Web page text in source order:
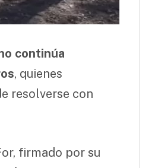
continúa
, quienes
resolverse con
firmado por su